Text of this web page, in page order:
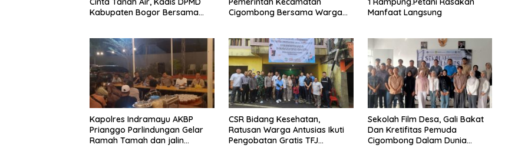
Kabupaten Bogor Bersama
Masyarakat Dan Pengguna
Jalan.
Cigombong Bersama Warga
Manfaat Langsung
Kapolres Indramayu AKBP
Prianggo Parlindungan Gelar
Ramah Tamah dan jalin
CSR Bidang Kesehatan,
Ratusan Warga Antusias Ikuti
Pengobatan Gratis TFJ
Sekolah Film Desa, Gali Bakat
Dan Kretifitas Pemuda
Cigombong Dalam Dunia